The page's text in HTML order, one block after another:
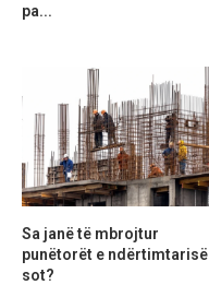
pa...
Sa janë të mbrojtur
punëtorët e ndërtimtarisë
sot?